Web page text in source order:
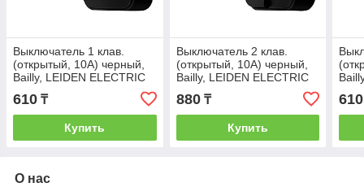
Выключатель 1 клав.
(открытый, 10А) черный,
Bailly, LEIDEN ELECTRIC
610 ₸
Купить
Выключатель 2 клав.
(открытый, 10А) черный,
Bailly, LEIDEN ELECTRIC
880₸
Купить
610
О нас